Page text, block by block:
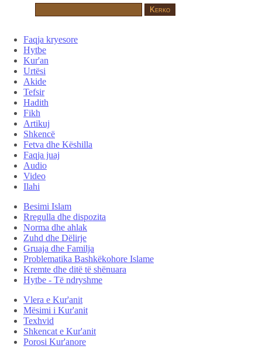
Faqja kryesore
Hytbe
Kur'an
Urtësi
Akide
Tefsir
Hadith
Fikh
Artikuj
Shkencë
Fetva dhe Këshilla
Faqja juaj
Audio
Video
Ilahi
Besimi Islam
Rregulla dhe dispozita
Norma dhe ahlak
Zuhd dhe Dëlirje
Gruaja dhe Familja
Problematika Bashkëkohore Islame
Kremte dhe ditë të shënuara
Hytbe - Të ndryshme
Vlera e Kur'anit
Mësimi i Kur'anit
Texhvid
Shkencat e Kur'anit
Porosi Kur'anore